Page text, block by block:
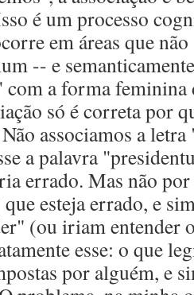
é um processo
em áreas que
-- e
com a forma feminina
só é correta por
associamos a
a palavra
errado. Mas não
esteja errado, e
(ou iriam entender
esse: o que
por alguém, e